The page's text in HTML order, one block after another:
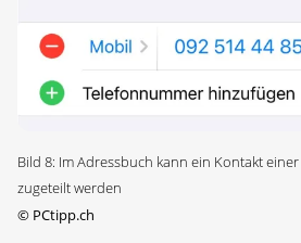
Bild 8: Im Adressbuch kann ein Kontakt
zugeteilt werden
© PCtipp.ch